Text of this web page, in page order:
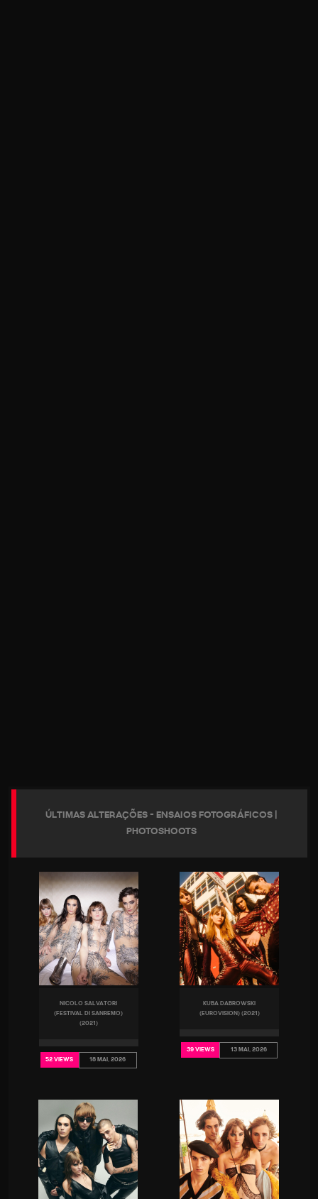
ÚLTIMAS ALTERAÇÕES - ENSAIOS FOTOGRÁFICOS |
PHOTOSHOOTS
NICOLO SALVATORI
(FESTIVAL DI SANREMO)
(2021)
52 VIEWS 18 MAI, 2026
KUBA DABROWSKI
(EUROVISION) (2021)
39 VIEWS 13 MAI, 2026